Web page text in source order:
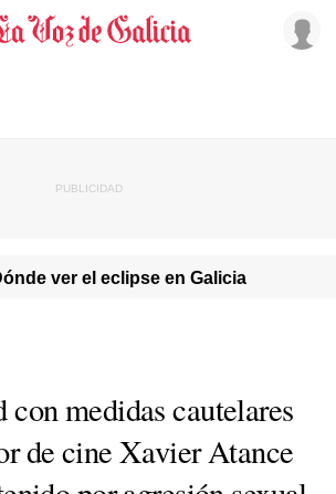
ver el eclipse en Galicia
medidas cautelares
de cine Xavier Atance